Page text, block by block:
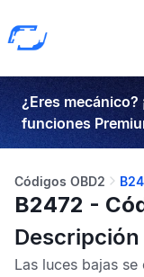
¿Eres
funciones
Códigos OBD2
B2472 -
Descripción
Las luces bajas